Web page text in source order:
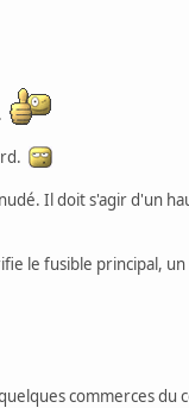
Il doit s'agir d'un
le fusible principal, un
commerces du